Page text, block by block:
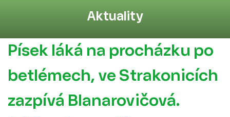
Aktuality
Písek láká na procházku po
betlémech, ve Strakonicích
zazpívá Blanarovičová.